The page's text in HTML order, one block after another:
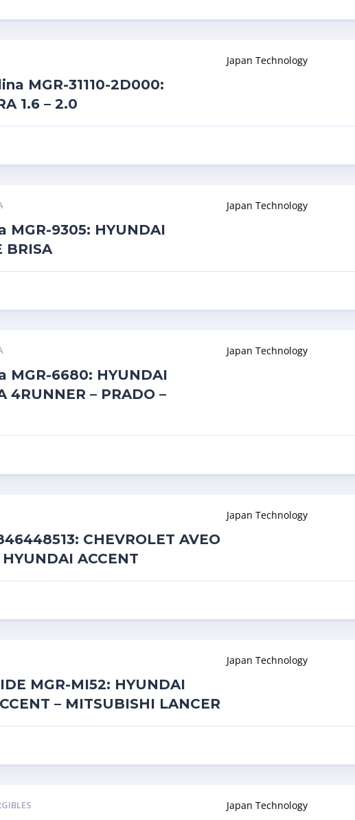
MGR-31110-2D000:
1.6 – 2.0
Japan Technology
MGR-9305: HYUNDAI
BRISA
Japan Technology
MGR-6680: HYUNDAI
4RUNNER – PRADO –
Japan Technology
CHEVROLET AVEO
ACCENT
Japan Technology
MGR-MI52: HYUNDAI
– MITSUBISHI LANCER
Japan Technology
Japan Technology